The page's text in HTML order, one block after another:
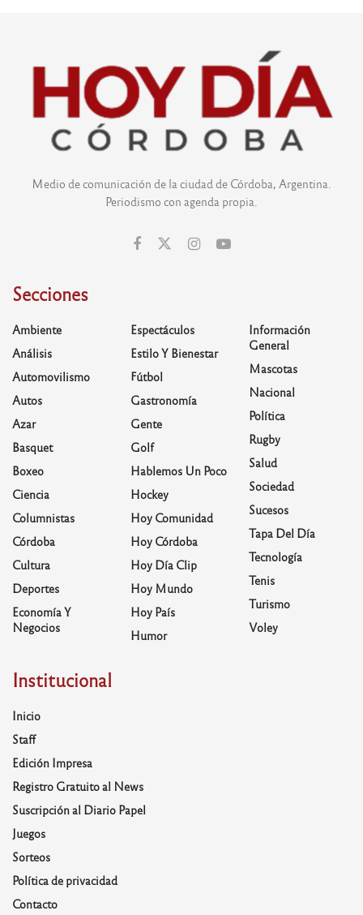
Medio de comunicación de la ciudad de Córdoba, Argentina.
Periodismo con agenda propia.
Secciones
Ambiente
Análisis
Automovilismo
Autos
Azar
Basquet
Boxeo
Ciencia
Columnistas
Córdoba
Cultura
Deportes
Economía Y
Negocios
Espectáculos
Estilo Y Bienestar
Fútbol
Gastronomía
Gente
Golf
Hablemos Un Poco
Hockey
Hoy Comunidad
Hoy Córdoba
Hoy Día Clip
Hoy Mundo
Hoy País
Humor
Información
General
Mascotas
Nacional
Política
Rugby
Salud
Sociedad
Sucesos
Tapa Del Día
Tecnología
Tenis
Turismo
Voley
Institucional
Inicio
Staff
Edición Impresa
Registro Gratuito al News
Suscripción al Diario Papel
Juegos
Sorteos
Política de privacidad
Contacto